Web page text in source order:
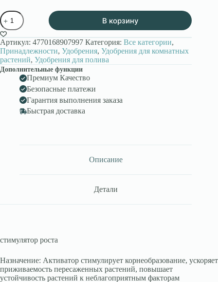
Количество
товара
СТИМУЛЯТОР
РОСТА
2
г
В корзину
Артикул: 4770168907997 Категория: Все категории,
Принадлежности, Удобрения, Удобрения для комнатных
растений, Удобрения для полива
Дополнительные функции
Премиум Качество
Безопасные платежи
Гарантия выполнения заказа
Быстрая доставка
Описание
Детали
стимулятор роста
Назначение: Активатор стимулирует корнеобразование, ускоряет
приживаемость пересаженных растений, повышает
устойчивость растений к неблагоприятным факторам